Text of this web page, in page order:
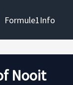
Formule1Info
Nooit